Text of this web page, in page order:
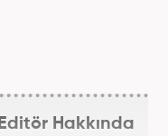
Editör Hakkında